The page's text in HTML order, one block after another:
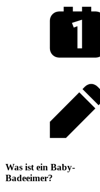
Was ist ein Baby-
Badeeimer?